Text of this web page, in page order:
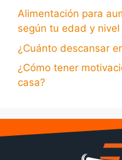
Alimentación para
según tu edad y
¿Cuánto descansar
¿Cómo tener
casa?